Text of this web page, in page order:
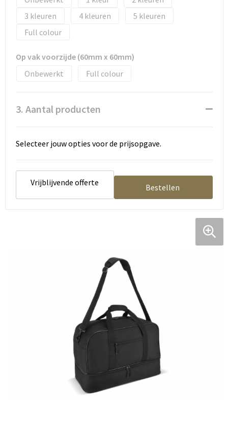
Tassen en Rugzakken
Textiel
Verzorging en Wellness
Ondergoed, Sokken en Nachtkleding
Hemden en blouses
Peuters en Baby's
3
4
5
Full colour
Op vak voorzijde (60mm x 60mm)
Onbewerkt
Full colour
3. Aantal producten
Selecteer jouw opties voor de prijsopgave.
Vrijblijvende offerte Bestellen